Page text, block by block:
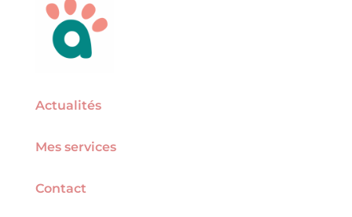
Actualités
Mes services
Contact